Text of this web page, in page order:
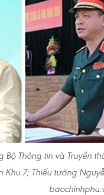
Thông tin và Truyền
Khu 7; Thiếu tướng